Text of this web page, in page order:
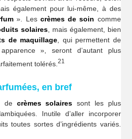
également pour lui-même, à des
». Les crèmes de soin comme
solaires, mais également, bien
de maquillage, qui permettent de
», seront d’autant plus
tolérés.21
en bref
de crèmes solaires sont les plus
Inutile d’aller incorporer
toutes sortes d’ingrédients variés.